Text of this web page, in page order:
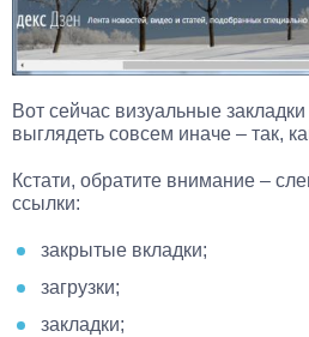
Вот сейчас визуальные
выглядеть совсем иначе – так,
Кстати, обратите внимание –
ссылки:
закрытые вкладки;
загрузки;
закладки;